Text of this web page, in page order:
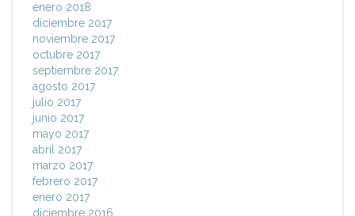
enero 2018
diciembre 2017
noviembre 2017
octubre 2017
septiembre 2017
agosto 2017
julio 2017
junio 2017
mayo 2017
abril 2017
marzo 2017
febrero 2017
enero 2017
diciembre 2016